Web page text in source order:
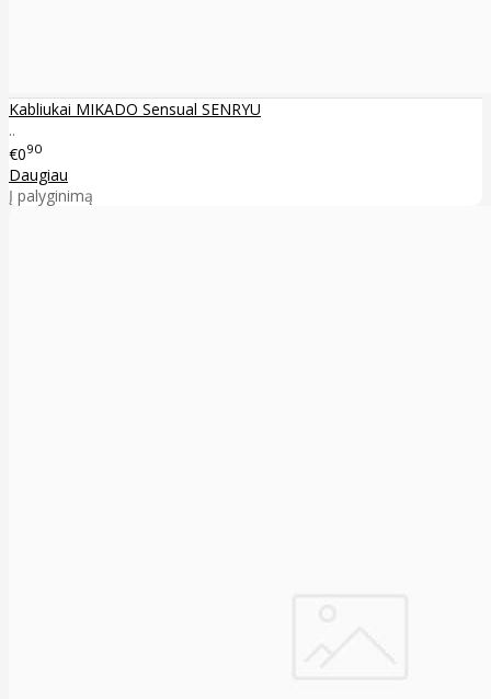
Kabliukai MIKADO Sensual SENRYU
..
€090
Daugiau
Į palyginimą